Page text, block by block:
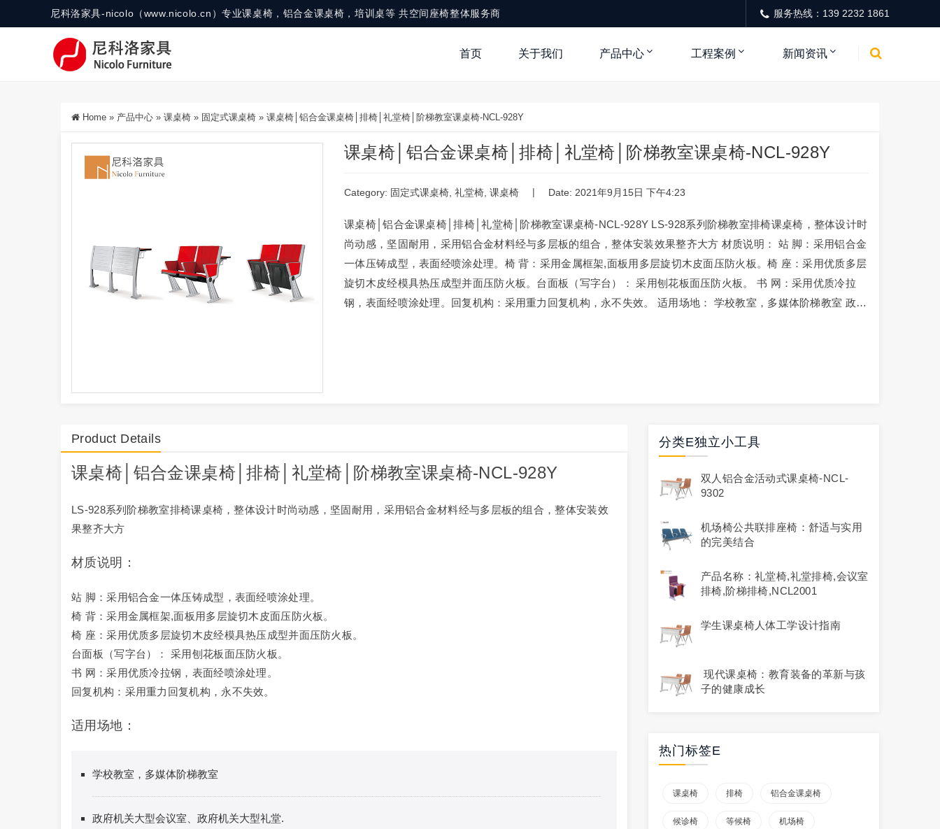
尼科洛家具-nicolo（www.nicolo.cn）专业课桌椅，铝合金课桌椅，培训桌等 共空间座椅整体服务商 服务热线：139 2232 1861
首页 关于我们 产品中心 工程案例 新闻资讯
Home » 产品中心 » 课桌椅 » 固定式课桌椅 » 课桌椅│铝合金课桌椅│排椅│礼堂椅│阶梯教室课桌椅-NCL-928Y
课桌椅│铝合金课桌椅│排椅│礼堂椅│阶梯教室课桌椅-NCL-928Y
Category: 固定式课桌椅 礼堂椅 课桌椅 | Date: 2021年9月15日 下午4:23
课桌椅│铝合金课桌椅│排椅│礼堂椅│阶梯教室课桌椅-NCL-928Y LS-928系列阶梯教室排椅课桌椅，整体设计时
尚动感，坚固耐用，采用铝合金材料经与多层板的组合，整体安装效果整齐大方 材质说明： 站 脚：采用铝合金
一体压铸成型，表面经喷涂处理。椅 背：采用金属框架,面板用多层旋切木皮面压防火板。椅 座：采用优质多层
旋切木皮经模具热压成型并面压防火板。台面板（写字台）： 采用刨花板面压防火板。 书 网：采用优质冷拉
钢，表面经喷涂处理。回复机构：采用重力回复机构，永不失效。 适用场地： 学校教室，多媒体阶梯教室 政…
Product Details
课桌椅 铝合金课桌椅 │排椅 礼堂椅 阶梯教室课桌椅-NCL-928Y
LS-928系列阶梯教室排椅课桌椅，整体设计时尚动感，坚固耐用，采用铝合金材料经与多层板的组合，整体安装效
果整齐大方
材质说明：
站 脚：采用铝合金一体压铸成型，表面经喷涂处理。
椅 背：采用金属框架,面板用多层旋切木皮面压防火板。
椅 座：采用优质多层旋切木皮经模具热压成型并面压防火板。
台面板（写字台）： 采用刨花板面压防火板。
书 网：采用优质冷拉钢，表面经喷涂处理。
回复机构：采用重力回复机构，永不失效。
适用场地：
学校教室，多媒体阶梯教室
政府机关大型会议室、政府机关大型礼堂.
分类E独立小工具
双人铝合金活动式课桌椅-NCL-
9302
机场椅公共联排座椅：舒适与实用
的完美结合
产品名称：礼堂椅,礼堂排椅,会议室
排椅,阶梯排椅,NCL2001
学生课桌椅人体工学设计指南
现代课桌椅：教育装备的革新与孩
子的健康成长
热门标签E
课桌椅 排椅 铝合金课桌椅
候诊椅 等候椅 机场椅